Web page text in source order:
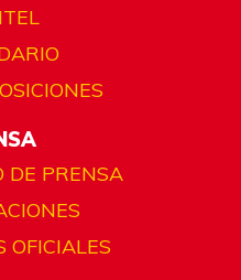
DE PRENSA
OFICIALES